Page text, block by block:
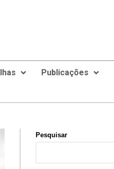
Publicações
Pesquisar